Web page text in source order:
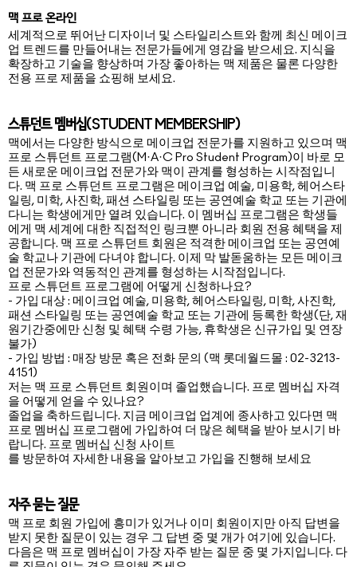
맥 프로 온라인
세계적으로 뛰어난 디자이너 및 스타일리스트와 함께 최신 메이크
업 트렌드를 만들어내는 전문가들에게 영감을 받으세요. 지식을
확장하고 기술을 향상하며 가장 좋아하는 맥 제품은 물론 다양한
전용 프로 제품을 쇼핑해 보세요.
스튜던트 멤버십(STUDENT MEMBERSHIP)
맥에서는 다양한 방식으로 메이크업 전문가를 지원하고 있으며 맥
프로 스튜던트 프로그램(M·A·C Pro Student Program)이 바로 모
든 새로운 메이크업 전문가와 맥이 관계를 형성하는 시작점입니
다. 맥 프로 스튜던트 프로그램은 메이크업 예술, 미용학, 헤어스타
일링, 미학, 사진학, 패션 스타일링 또는 공연예술 학교 또는 기관에
다니는 학생에게만 열려 있습니다. 이 멤버십 프로그램은 학생들
에게 맥 세계에 대한 직접적인 링크뿐 아니라 회원 전용 혜택을 제
공합니다. 맥 프로 스튜던트 회원은 적격한 메이크업 또는 공연예
술 학교나 기관에 다녀야 합니다. 이제 막 발돋움하는 모든 메이크
업 전문가와 역동적인 관계를 형성하는 시작점입니다.
프로 스튜던트 프로그램에 어떻게 신청하나요?
- 가입 대상 : 메이크업 예술, 미용학, 헤어스타일링, 미학, 사진학,
패션 스타일링 또는 공연예술 학교 또는 기관에 등록한 학생(단, 재
원기간중에만 신청 및 혜택 수령 가능, 휴학생은 신규가입 및 연장
불가)
- 가입 방법 : 매장 방문 혹은 전화 문의 (맥 롯데월드몰 : 02-3213-
4151)
저는 맥 프로 스튜던트 회원이며 졸업했습니다. 프로 멤버십 자격
을 어떻게 얻을 수 있나요?
졸업을 축하드립니다. 지금 메이크업 업계에 종사하고 있다면 맥
프로 멤버십 프로그램에 가입하여 더 많은 혜택을 받아 보시기 바
랍니다. 프로 멤버십 신청 사이트
를 방문하여 자세한 내용을 알아보고 가입을 진행해 보세요
자주 묻는 질문
맥 프로 회원 가입에 흥미가 있거나 이미 회원이지만 아직 답변을
받지 못한 질문이 있는 경우 그 답변 중 몇 개가 여기에 있습니다.
다음은 맥 프로 멤버십이 가장 자주 받는 질문 중 몇 가지입니다. 다